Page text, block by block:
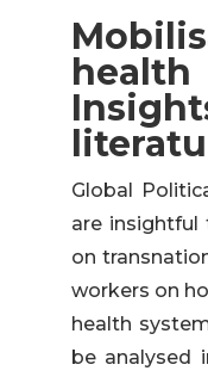
Global
are
on
workers on
health
be analysed